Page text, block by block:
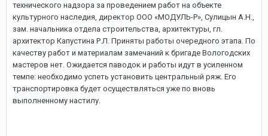
технического надзора за проведением работ на объекте
культурного наследия, директор ООО «МОДУЛЬ-Р», Сулицын А.Н.,
зам. начальника отдела строительства, архитектуры, гл.
архитектор Капустина Р.Л. Приняты работы очередного этапа. По
качеству работ и материалам замечаний к бригаде Вологодских
мастеров нет. Ожидается паводок и работы идут в усиленном
темпе: необходимо успеть установить центральный ряж. Его
транспортировка будет осуществляться уже по вновь
выполненному настилу.